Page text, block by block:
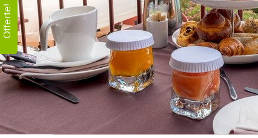
Offerte!